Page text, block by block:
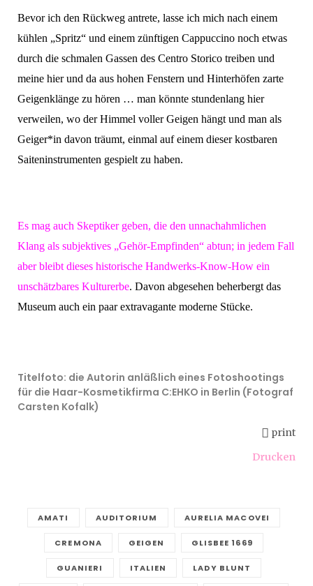
Bevor ich den Rückweg antrete, lasse ich mich nach einem
kühlen „Spritz“ und einem zünftigen Cappuccino noch etwas
durch die schmalen Gassen des Centro Storico treiben und
meine hier und da aus hohen Fenstern und Hinterhöfen zarte
Geigenklänge zu hören … man könnte stundenlang hier
verweilen, wo der Himmel voller Geigen hängt und man als
Geiger*in davon träumt, einmal auf einem dieser kostbaren
Saiteninstrumenten gespielt zu haben.
Es mag auch Skeptiker geben, die den unnachahmlichen
Klang als subjektives „Gehör-Empfinden“ abtun; in jedem Fall
aber bleibt dieses historische Handwerks-Know-How ein
unschätzbares Kulturerbe. Davon abgesehen beherbergt das
Museum auch ein paar extravagante moderne Stücke.
Titelfoto: die Autorin anläßlich eines Fotoshootings
für die Haar-Kosmetikfirma C:EHKO in Berlin (Fotograf
Carsten Kofalk)
print
Drucken
AMATI AUDITORIUM AURELIA MACOVEI
CREMONA GEIGEN GLISBEE 1669
GUANIERI ITALIEN LADY BLUNT